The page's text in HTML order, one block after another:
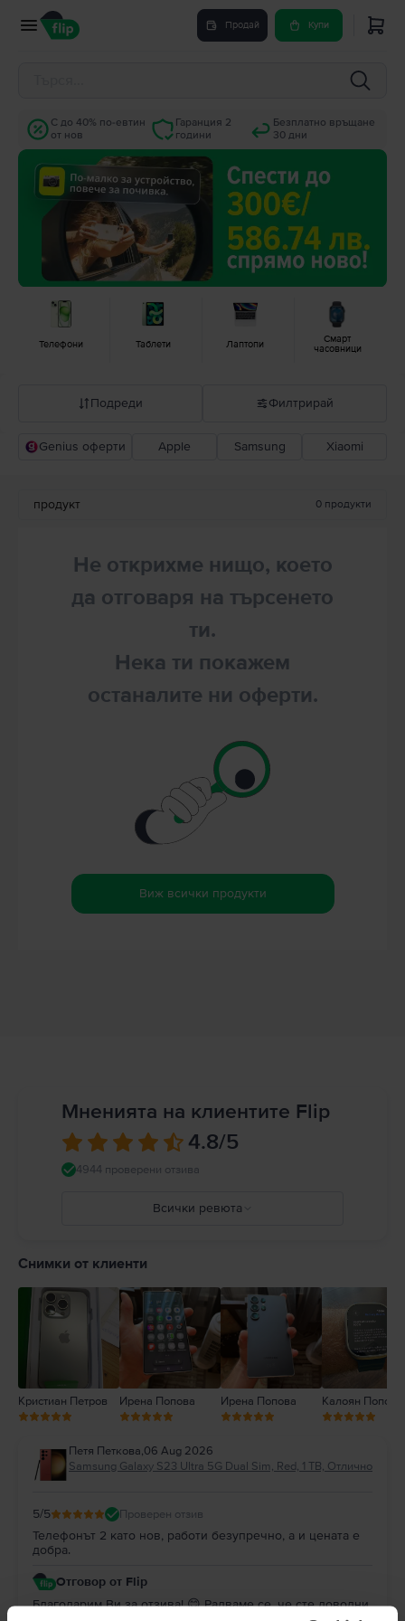
Продай Купи
С до 40% по-евтин
от нов
Гаранция 2
години
Безплатно връщане
30 дни
Телефони Таблети Лаптопи
Смарт
часовници
Подреди
Прероръчани от Flip
Филтрирай
Genius оферти Apple Samsung Xiaomi
продукт 0 продукти
Не открихме нищо, което
да отговаря на търсенето
ти.
Нека ти покажем
останалите ни оферти.
Виж всички продукти
Мненията на клиентите Flip
4.8/5
4944 проверени отзива
Всички ревюта
Снимки от клиенти
Кристиан Петров Ирена Попова Ирена Попова Калоян Попов
Петя Петкова,06 Aug 2026
Samsung Galaxy S23 Ultra 5G Dual Sim, Red, 1 TB, Отлично
5/5 Проверен отзив
Телефонът 2 като нов, работи безупречно, а и цената е
добра.
Отговор от Flip
Благодарим Ви за отзива! 😊 Радваме се, че сте доволни